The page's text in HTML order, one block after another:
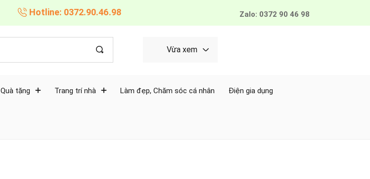
Hotline: 0372.90.46.98 Zalo: 0372 90 46 98
Vừa xem
Quà tặng Trang trí nhà Làm đẹp, Chăm sóc cá nhân Điện gia dụng